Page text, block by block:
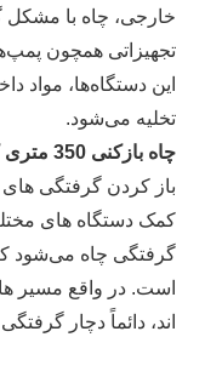
خارجی، چاه با مشکل
تجهیزاتی همچون
این دستگاه‌ها، مواد
تخلیه می‌شود.
چاه بازکنی 350 متری کرج
باز کردن گرفتگی‌
کمک دستگاه‌ های
گرفتگی چاه می‌شود که
است. در واقع مسیر
اند، دائماً دچار